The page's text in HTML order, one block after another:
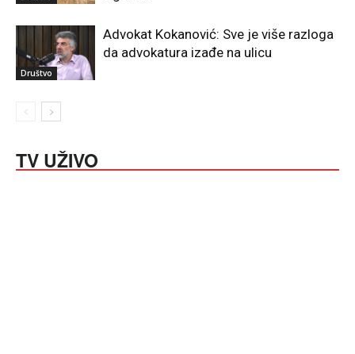
Društvo
Advokat Kokanović: Sve je više razloga
da advokatura izađe na ulicu
TV UŽIVO